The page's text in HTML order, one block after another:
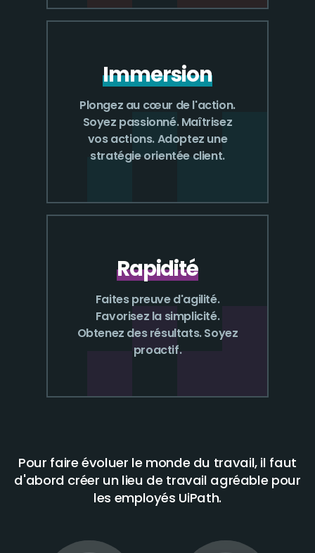
Immersion
Plongez au cœur de l'action.
Soyez passionné. Maîtrisez
vos actions. Adoptez une
stratégie orientée client.
Rapidité
Faites preuve d'agilité.
Favorisez la simplicité.
Obtenez des résultats. Soyez
proactif.
Pour faire évoluer le monde du travail, il faut
d'abord créer un lieu de travail agréable pour
les employés UiPath.